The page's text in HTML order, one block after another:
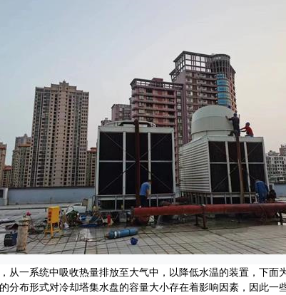
从一系统中吸收热量排放至大气中，以降低水温的装置，下面
布形式对冷却塔集水盘的容量大小存在着影响因素，因此一